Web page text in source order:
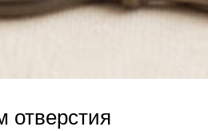
отверстия